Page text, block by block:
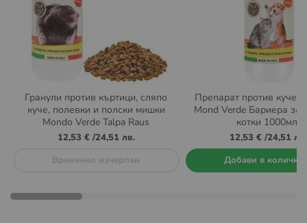
Гранули против къртици, сляпо
куче, полевки и полски мишки
Mondo Verde Talpa Raus
12,53 €/24,51 лв.
Временно изчерпан
Препарат против
Mond Verde Бариера за
котки 1000мл.
12,53 €/24,51 лв.
Добави в